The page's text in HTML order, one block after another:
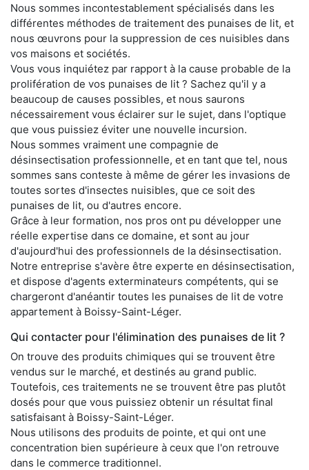
Nous sommes incontestablement spécialisés dans les
différentes méthodes de traitement des punaises de lit, et
nous œuvrons pour la suppression de ces nuisibles dans
vos maisons et sociétés.
Vous vous inquiétez par rapport à la cause probable de la
prolifération de vos punaises de lit ? Sachez qu'il y a
beaucoup de causes possibles, et nous saurons
nécessairement vous éclairer sur le sujet, dans l'optique
que vous puissiez éviter une nouvelle incursion.
Nous sommes vraiment une compagnie de
désinsectisation professionnelle, et en tant que tel, nous
sommes sans conteste à même de gérer les invasions de
toutes sortes d'insectes nuisibles, que ce soit des
punaises de lit, ou d'autres encore.
Grâce à leur formation, nos pros ont pu développer une
réelle expertise dans ce domaine, et sont au jour
d'aujourd'hui des professionnels de la désinsectisation.
Notre entreprise s'avère être experte en désinsectisation,
et dispose d'agents exterminateurs compétents, qui se
chargeront d'anéantir toutes les punaises de lit de votre
appartement à Boissy-Saint-Léger.
Qui contacter pour l'élimination des punaises de lit ?
On trouve des produits chimiques qui se trouvent être
vendus sur le marché, et destinés au grand public.
Toutefois, ces traitements ne se trouvent être pas plutôt
dosés pour que vous puissiez obtenir un résultat final
satisfaisant à Boissy-Saint-Léger.
Nous utilisons des produits de pointe, et qui ont une
concentration bien supérieure à ceux que l'on retrouve
dans le commerce traditionnel.